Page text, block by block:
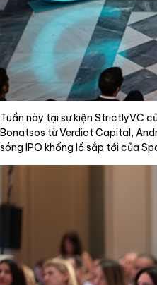
Tuần này tại sự kiện StrictlyVC
Bonatsos từ Verdict Capital,
sóng IPO khổng lồ sắp tới của